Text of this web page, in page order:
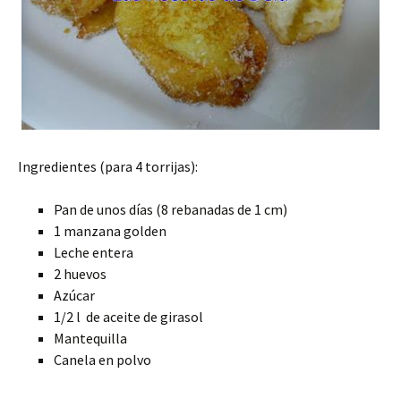
Ingredientes (para 4 torrijas):
Pan de unos días (8 rebanadas de 1 cm)
1 manzana golden
Leche entera
2 huevos
Azúcar
1/2 l de aceite de girasol
Mantequilla
Canela en polvo